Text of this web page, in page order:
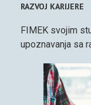
RAZVOJ KARIJERE
FIMEK svojim
upoznavanja sa